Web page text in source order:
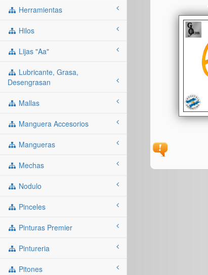
Herramientas
Hilos
Lijas "aa"
Lubricante, Grasa,
Desengrasan
Mallas
Manguera Accesorios
Mangueras
Mechas
Nodulo
Pinceles
Pinturas Premier
Pintureria
Pitones